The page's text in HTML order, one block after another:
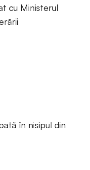
cu Ministerul
în nisipul din